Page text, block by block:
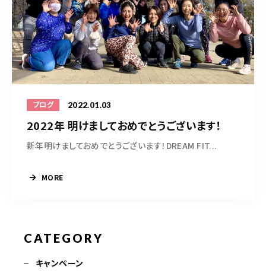
ブログ 2022.01.03
2022年 明けましておめでとうございます！
新年明けましておめでとうございます！DREAM FIT...
MORE
CATEGORY
キャンペーン